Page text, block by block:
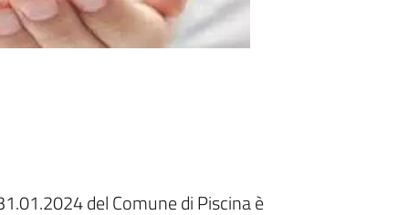
del Comune di Piscina è